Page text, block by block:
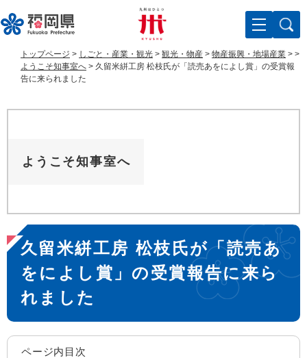
ー
ジ
す
ニ
ュ
し
トップページ > しごと・産業・観光 > 観光・物産 > 物産振興・地場産業 > >
ようこそ知事室へ > 久留米絣工房 松枝氏が「読売あをによし賞」の受賞報
告に来られました
ようこそ知事室へ
本
文
久留米絣工房 松枝氏が「読売あ
をによし賞」の受賞報告に来ら
れました
ページ内目次